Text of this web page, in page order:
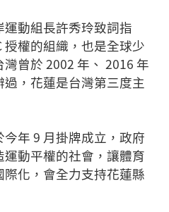
動組長許秀玲致詞指
授權的組織，也是全球少
曾於 2002 年、 2016 年
，花蓮是台灣第三度主
年 9 月掛牌成立，政府
動平權的社會，讓體育
化，會全力支持花蓮縣